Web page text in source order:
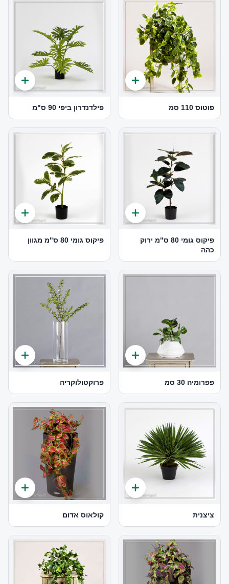
פוטוס 110 סמ פילדנדרון ביפי 90 ס"מ
פיקוס גומי 80 ס"מ ירוק
כהה
פיקוס גומי 80 ס"מ מגוון
פפרומיה 30 סמ פרוקטולוקריה
ציצנית קולאוס אדום